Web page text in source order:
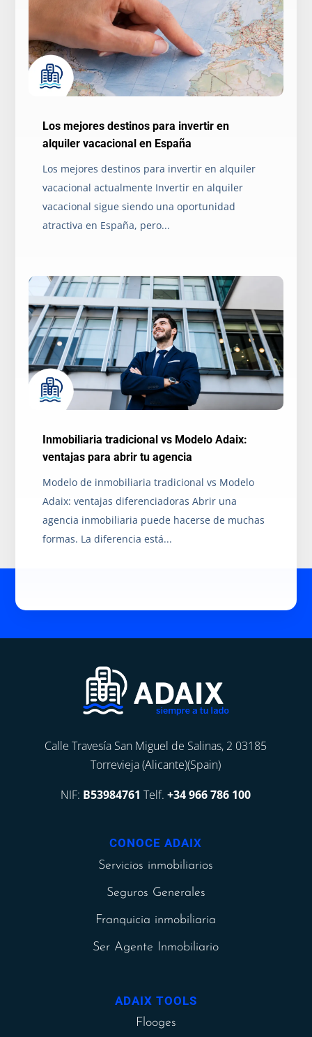
Los mejores destinos para invertir en
alquiler vacacional en España
Los mejores destinos para invertir en alquiler
vacacional actualmente Invertir en alquiler
vacacional sigue siendo una oportunidad
atractiva en España, pero...
Inmobiliaria tradicional vs Modelo Adaix:
ventajas para abrir tu agencia
Modelo de inmobiliaria tradicional vs Modelo
Adaix: ventajas diferenciadoras Abrir una
agencia inmobiliaria puede hacerse de muchas
formas. La diferencia está...
Calle Travesía San Miguel de Salinas, 2 03185
Torrevieja (Alicante)(Spain)
NIF: B53984761 Telf.+34 966 786 100
CONOCE ADAIX
Servicios inmobiliarios
Seguros Generales
Franquicia inmobiliaria
Ser Agente Inmobiliario
ADAIX TOOLS
Flooges